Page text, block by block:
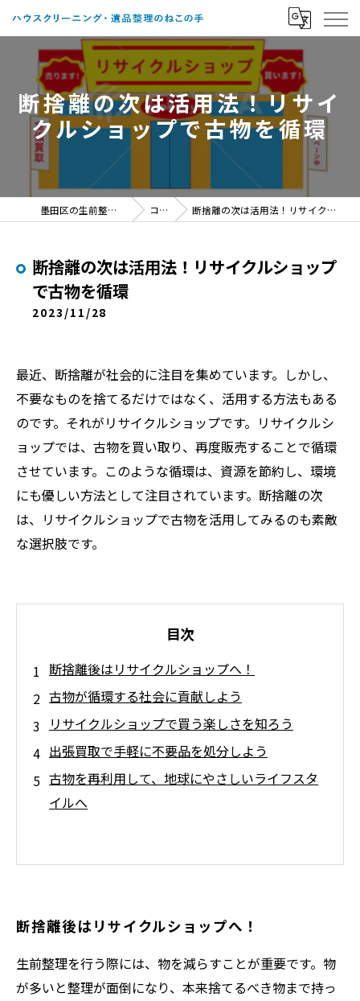
断捨離の次は活用法！リサイ
クルショップで古物を循環
墨田区の生前整理ならねこの手 コラム 断捨離の次は活用法！リサイクルショップで古物を循環
断捨離の次は活用法！リサイクルショップ
で古物を循環
2023/11/28
最近、断捨離が社会的に注目を集めています。しかし、
不要なものを捨てるだけではなく、活用する方法もある
のです。それがリサイクルショップです。リサイクルシ
ョップでは、古物を買い取り、再度販売することで循環
させています。このような循環は、資源を節約し、環境
にも優しい方法として注目されています。断捨離の次
は、リサイクルショップで古物を活用してみるのも素敵
な選択肢です。
目次
断捨離後はリサイクルショップへ！
古物が循環する社会に貢献しよう
リサイクルショップで買う楽しさを知ろう
出張買取で手軽に不要品を処分しよう
古物を再利用して、地球にやさしいライフスタ
イルへ
断捨離後はリサイクルショップへ！
生前整理を行う際には、物を減らすことが重要です。物
が多いと整理が面倒になり、本来捨てるべき物まで持っ